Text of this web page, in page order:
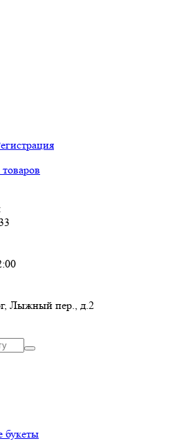
Лыжный пер., д.2
букеты